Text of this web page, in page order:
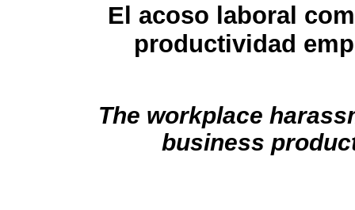
El acoso laboral
productividad
The workplace
business